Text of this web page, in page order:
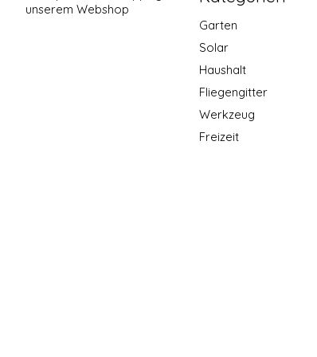
unserem Webshop
Garten
Solar
Haushalt
Fliegengitter
Werkzeug
Freizeit